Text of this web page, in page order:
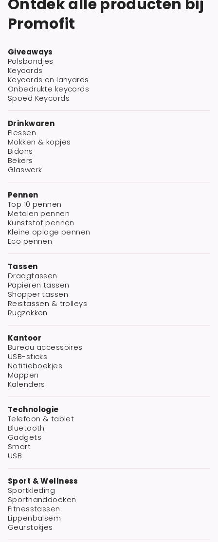
Ontdek alle producten bij
Promofit
Giveaways
Polsbandjes
Keycords
Keycords en lanyards
Onbedrukte keycords
Spoed Keycords
Drinkwaren
Flessen
Mokken & kopjes
Bidons
Bekers
Glaswerk
Pennen
Top 10 pennen
Metalen pennen
Kunststof pennen
Kleine oplage pennen
Eco pennen
Tassen
Draagtassen
Papieren tassen
Shopper tassen
Reistassen & trolleys
Rugzakken
Kantoor
Bureau accessoires
USB-sticks
Notitieboekjes
Mappen
Kalenders
Technologie
Telefoon & tablet
Bluetooth
Gadgets
Smart
USB
Sport & Wellness
Sportkleding
Sporthanddoeken
Fitnesstassen
Lippenbalsem
Geurstokjes